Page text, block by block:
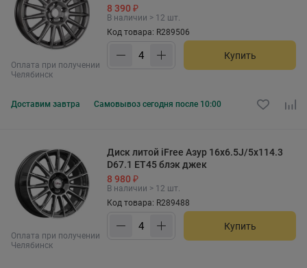
Оплата при получении
Челябинск
8 390 ₽
В наличии > 12 шт.
Код товара: R289506
Купить
Доставим завтра Самовывоз сегодня после 10:00
Оплата при получении
Челябинск
Диск литой iFree Азур 16x6.5J/5x114.3
D67.1 ET45 блэк джек
8 980 ₽
В наличии > 12 шт.
Код товара: R289488
Купить